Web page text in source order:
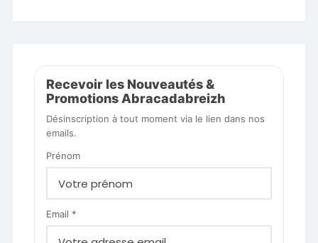
Recevoir les Nouveautés &
Promotions Abracadabreizh
Désinscription à tout moment via le lien dans nos
emails.
Prénom
Email *